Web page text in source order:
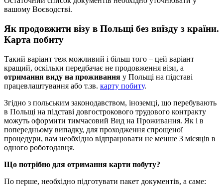
вашому Воєводстві.
Як продовжити візу в Польщі без виїзду з країни.
Карта побиту
Такий варіант теж можливий і більш того – цей варіант
кращий, оскільки передбачає не продовження візи, а
отримання виду на проживання у Польщі на підставі
працевлаштування або т.зв. карту побиту.
Згідно з польським законодавством, іноземці, що перебувають
в Польщі на підставі довгострокового трудового контракту
можуть оформити тимчасовий Вид на Проживання. Як і в
попередньому випадку, для проходження спрощеної
процедури, вам необхідно відпрацювати не менше 3 місяців в
одного роботодавця.
Що потрібно для отримання карти побуту?
По перше, необхідно підготувати пакет документів, а саме: